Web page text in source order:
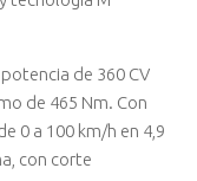
de 360 CV
de 465 Nm. Con
0 a 100 km/h en 4,9
con corte